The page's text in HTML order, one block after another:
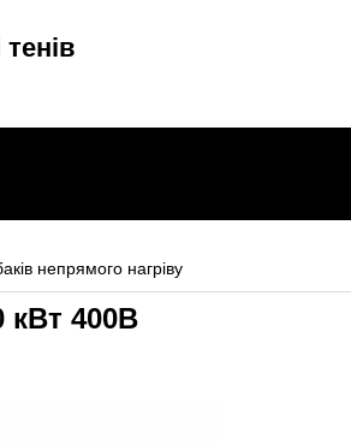
непрямого нагріву
кВт 400В